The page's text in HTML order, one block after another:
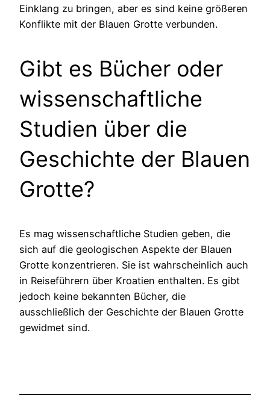
Einklang zu bringen, aber es sind keine größeren
Konflikte mit der Blauen Grotte verbunden.
Gibt es Bücher oder
wissenschaftliche
Studien über die
Geschichte der Blauen
Grotte?
Es mag wissenschaftliche Studien geben, die
sich auf die geologischen Aspekte der Blauen
Grotte konzentrieren. Sie ist wahrscheinlich auch
in Reiseführern über Kroatien enthalten. Es gibt
jedoch keine bekannten Bücher, die
ausschließlich der Geschichte der Blauen Grotte
gewidmet sind.